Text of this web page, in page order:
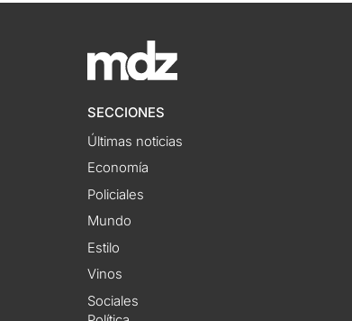
SECCIONES
Últimas noticias
Economía
Policiales
Mundo
Estilo
Vinos
Sociales